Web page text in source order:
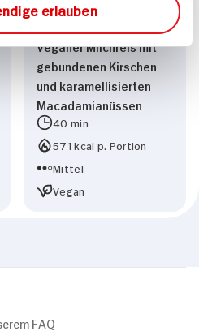
erlauben
Veganer Milchreis mit
gebundenen Kirschen
und karamellisierten
Macadamianüssen
40 min
571 kcal p. Portion
Mittel
Vegan
FAQ